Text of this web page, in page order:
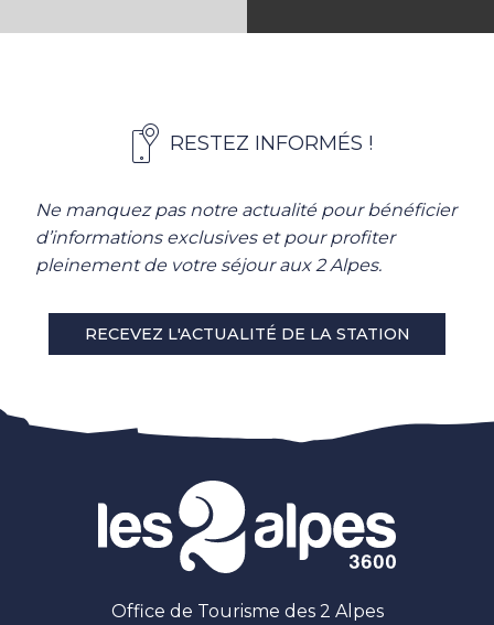
RESTEZ INFORMÉS !
Ne manquez pas notre actualité pour bénéficier
d’informations exclusives et pour profiter
pleinement de votre séjour aux 2 Alpes.
RECEVEZ L'ACTUALITÉ DE LA STATION
Office de Tourisme des 2 Alpes